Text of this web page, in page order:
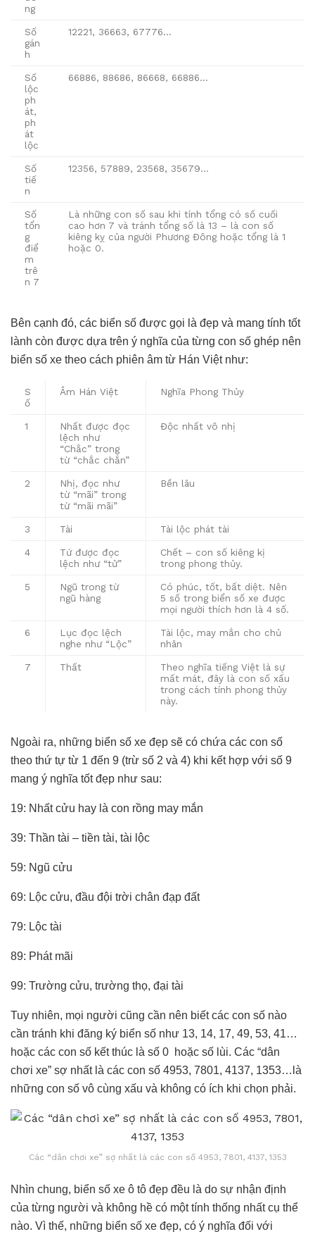
ng
Số
gán
h
12221, 36663, 67776…
Số
lộc
ph
át,
ph
át
lộc
66886, 88686, 86668, 66886…
Số
tiế
n
12356, 57889, 23568, 35679…
Số
tổn
g
điể
m
trê
n 7
Là những con số sau khi tính tổng có số cuối
cao hơn 7 và tránh tổng số là 13 – là con số
kiêng kỵ của người Phương Đông hoặc tổng là 1
hoặc 0.
Bên cạnh đó, các biển số được gọi là đẹp và mang tính tốt
lành còn được dựa trên ý nghĩa của từng con số ghép nên
biển số xe theo cách phiên âm từ Hán Việt như:
S
ố
Âm Hán Việt Nghĩa Phong Thủy
1
Nhất được đọc
lệch như
“Chắc” trong
từ “chắc chắn”
Độc nhất vô nhị
2
Nhị, đọc như
từ “mãi” trong
từ “mãi mãi”
Bền lâu
3 Tài Tài lộc phát tài
4
Tứ được đọc
lệch như “tử”
Chết – con số kiêng kị
trong phong thủy.
5
Ngũ trong từ
ngũ hàng
Có phúc, tốt, bất diệt. Nên
5 số trong biển số xe được
mọi người thích hơn là 4 số.
6
Lục đọc lệch
nghe như “Lộc”
Tài lộc, may mắn cho chủ
nhân
7 Thất
Theo nghĩa tiếng Việt là sự
mất mát, đây là con số xấu
trong cách tính phong thủy
này.
Ngoài ra, những biển số xe đẹp sẽ có chứa các con số
theo thứ tự từ 1 đến 9 (trừ số 2 và 4) khi kết hợp với số 9
mang ý nghĩa tốt đẹp như sau:
19: Nhất cửu hay là con rồng may mắn
39: Thần tài – tiền tài, tài lộc
59: Ngũ cửu
69: Lộc cửu, đầu đội trời chân đạp đất
79: Lộc tài
89: Phát mãi
99: Trường cửu, trường thọ, đại tài
Tuy nhiên, mọi người cũng cần nên biết các con số nào
cần tránh khi đăng ký biển số như 13, 14, 17, 49, 53, 41…
hoặc các con số kết thúc là số 0 hoặc số lùi. Các “dân
chơi xe” sợ nhất là các con số 4953, 7801, 4137, 1353…là
những con số vô cùng xấu và không có ích khi chọn phải.
Các “dân chơi xe” sợ nhất là các con số 4953, 7801, 4137, 1353
Nhìn chung, biển số xe ô tô đẹp đều là do sự nhận định
của từng người và không hề có một tính thống nhất cụ thể
nào. Vì thế, những biển số xe đẹp, có ý nghĩa đối với